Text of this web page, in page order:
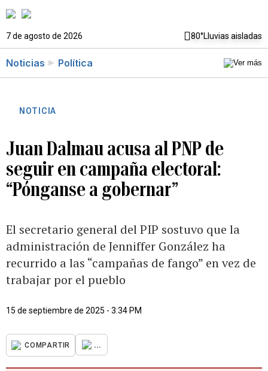
7 de agosto de 2026 80°Lluvias aisladas
Noticias Política
NOTICIA
Juan Dalmau acusa al PNP de
seguir en campaña electoral:
“Pónganse a gobernar”
El secretario general del PIP sostuvo que la
administración de Jenniffer González ha
recurrido a las “campañas de fango” en vez de
trabajar por el pueblo
15 de septiembre de 2025 - 3:34 PM
COMPARTIR ...